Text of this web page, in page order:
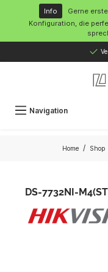
springen
Info
Gerne
Konfiguration, die
Navigation
Home / Shop
DS-7732NI-